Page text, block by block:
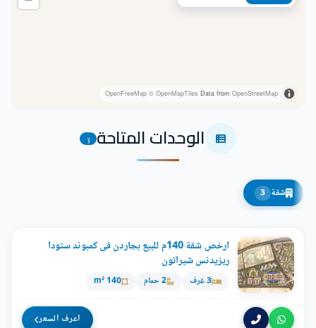
OpenFreeMap © OpenMapTiles Data from OpenStreetMap
الوحدات المتاحة 3
شقة 3
ارخص شقة 140م للبيع بجاردن فى كمبوند ستودا
ريزيدنس شيراتون
3 غرف 2 حمام 140 m²
اعرف السعر